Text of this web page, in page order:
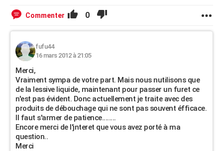
Commenter 0
fufu44
16 mars 2012 à 21:05
Merci,
Vraiment sympa de votre part. Mais nous nutilisons que
de la lessive liquide, maintenant pour passer un furet ce
n'est pas évident. Donc actuellement je traite avec des
produits de débouchage qui ne sont pas souvent éfficace.
Il faut s'armer de patience........
Encore merci de l'jnteret que vous avez porté à ma
question..
Merci